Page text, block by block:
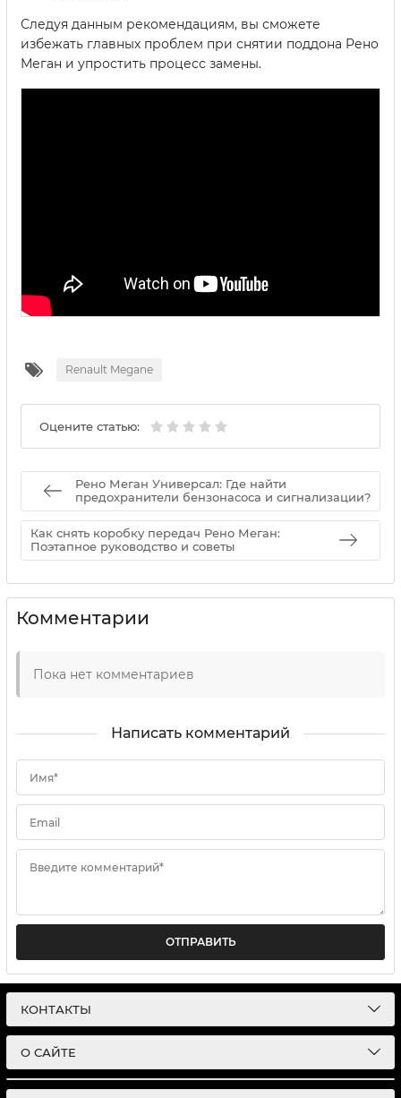
Следуя данным рекомендациям, вы сможете
избежать главных проблем при снятии поддона Рено
Меган и упростить процесс замены.
Renault Megane
Оцените статью:
Рено Меган Универсал: Где найти
предохранители бензонасоса и сигнализации?
Как снять коробку передач Рено Меган:
Поэтапное руководство и советы
Комментарии
Пока нет комментариев
Написать комментарий
Имя*
Email
Введите комментарий*
ОТПРАВИТЬ
КОНТАКТЫ
О САЙТЕ